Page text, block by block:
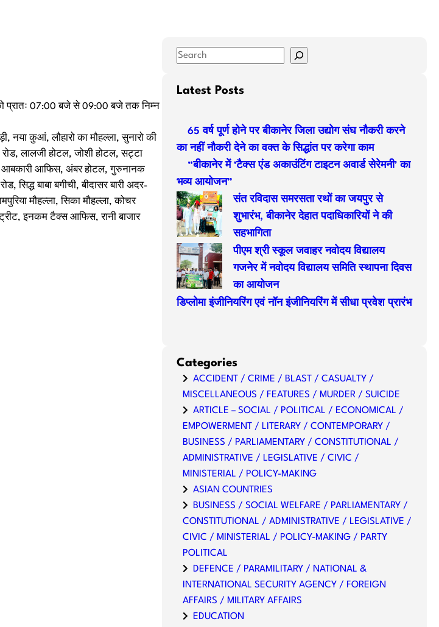
प्रातः 07:00 बजे से 09:00 बजे तक निम्न
नया कुआं, लौहारो का मौहल्ला, सुनारो की
लालजी होटल, जोशी होटल, सट्टा
आबकारी आफिस, अंबर होटल, गुरुनानक
बाबा बगीची, बीदासर बारी अदर-
मौहल्ला, सिका मौहल्ला, कोचर
इनकम टैक्स आफिस, रानी बाजार
S
aLatest Posts
65 वर्ष पूर्ण होने पर बीकानेर जिला उद्योग संघ नौकरी करने
का नहीं नौकरी देने का वक्त के सिद्धांत पर करेगा काम
“बीकानेर में ‘टैक्स एंड अकाउंटिंग टाइटन अवार्ड सेरेमनी’ का
भव्य आयोजन”
संत रविदास समरसता रथों का जयपुर से
शुभारंभ, बीकानेर देहात पदाधिकारियों ने की
सहभागिता
पीएम श्री स्कूल जवाहर नवोदय विद्यालय
गजनेर में नवोदय विद्यालय समिति स्थापना दिवस
का आयोजन
डिप्लोमा इंजीनियरिंग एवं नॉन इंजीनियरिंग में सीधा प्रवेश प्रारंभ
Categories
ACCIDENT / CRIME / BLAST / CASUALTY /
MISCELLANEOUS / FEATURES / MURDER / SUICIDE
ARTICLE – SOCIAL / POLITICAL / ECONOMICAL /
EMPOWERMENT / LITERARY / CONTEMPORARY /
BUSINESS / PARLIAMENTARY / CONSTITUTIONAL /
ADMINISTRATIVE / LEGISLATIVE / CIVIC /
MINISTERIAL / POLICY-MAKING
ASIAN COUNTRIES
BUSINESS / SOCIAL WELFARE / PARLIAMENTARY /
CONSTITUTIONAL / ADMINISTRATIVE / LEGISLATIVE /
CIVIC / MINISTERIAL / POLICY-MAKING / PARTY
POLITICAL
DEFENCE / PARAMILITARY / NATIONAL &
INTERNATIONAL SECURITY AGENCY / FOREIGN
AFFAIRS / MILITARY AFFAIRS
EDUCATION